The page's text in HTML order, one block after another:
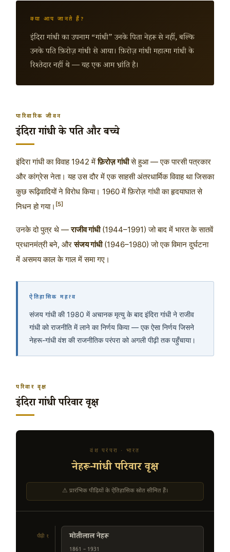
क्या आप जानते हैं?
इंदिरा गांधी का उपनाम “गांधी” उनके पिता नेहरू से नहीं, बल्कि
उनके पति फ़िरोज़ गांधी से आया। फ़िरोज़ गांधी महात्मा गांधी के
रिश्तेदार नहीं थे — यह एक आम भ्रांति है।
पारिवारिक जीवन
इंदिरा गांधी के पति और बच्चे
इंदिरा गांधी का विवाह 1942 मेंफ़िरोज़ गांधीसे हुआ — एक पारसी पत्रकार
और कांग्रेस नेता। यह उस दौर में एक साहसी अंतरधार्मिक विवाह था जिसका
कुछ रूढ़िवादियों ने विरोध किया। 1960में फ़िरोज़ गांधी का हृदयाघात से
निधन हो गया। [5]
उनके दो पुत्र थे —राजीव गांधी(1944–1991) जो बाद में भारत के सातवें
प्रधानमंत्री बने, औरसंजय गांधी(1946–1980) जो एक विमान दुर्घटना
में असमय काल के गाल में समा गए।
ऐतिहासिक महत्व
संजय गांधी की 1980 में अचानक मृत्यु के बाद इंदिरा गांधी ने राजीव
गांधी को राजनीति में लाने का निर्णय किया — एक ऐसा निर्णय जिसने
नेहरू-गांधी वंश की राजनीतिक परंपरा को अगली पीढ़ी तक पहुँचाया।
परिवार वृक्ष
इंदिरा गांधी परिवार वृक्ष
वंश परंपरा · भारत
नेहरू-गांधी परिवार वृक्ष
⚠ प्रारंभिक पीढ़ियों के ऐतिहासिक स्रोत सीमित हैं।
पीढ़ी १ मोतीलाल नेहरू
1861 – 1931